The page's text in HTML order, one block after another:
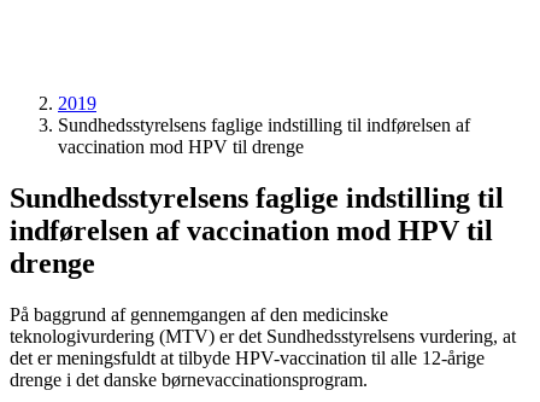
2019
Sundhedsstyrelsens faglige indstilling til indførelsen af
vaccination mod HPV til drenge
Sundhedsstyrelsens faglige indstilling til
indførelsen af vaccination mod HPV til
drenge
På baggrund af gennemgangen af den medicinske
teknologivurdering (MTV) er det Sundhedsstyrelsens vurdering, at
det er meningsfuldt at tilbyde HPV-vaccination til alle 12-årige
drenge i det danske børnevaccinationsprogram.